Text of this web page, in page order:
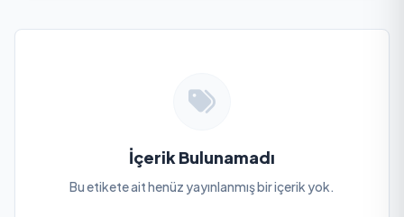
İçerik Bulunamadı
Bu etikete ait henüz yayınlanmış bir içerik yok.